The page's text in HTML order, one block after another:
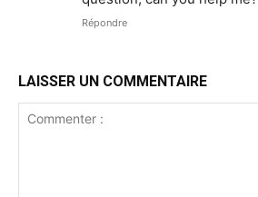
Répondre
LAISSER UN COMMENTAIRE